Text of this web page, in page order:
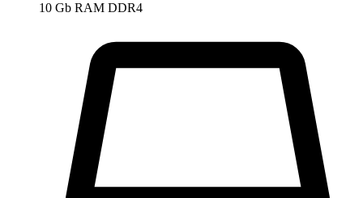
10 Gb RAM DDR4